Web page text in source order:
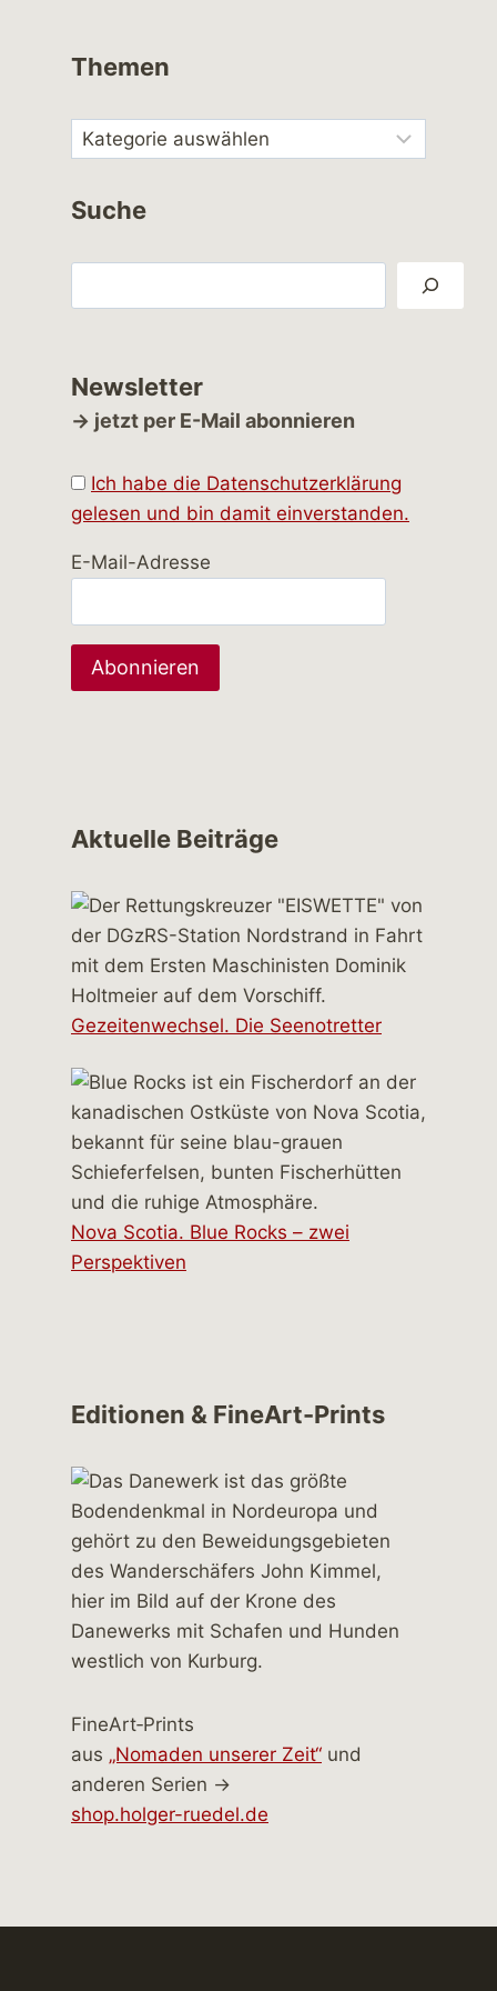
Themen
Suche
Newsletter
→ jetzt per E-Mail abonnieren
Ich habe die Datenschutzerklärung
gelesen und bin damit einverstanden.
E-Mail-Adresse
Aktuelle Beiträge
Gezeitenwechsel. Die Seenotretter
Nova Scotia. Blue Rocks – zwei
Perspektiven
Editionen & FineArt-Prints
FineArt‑Prints
aus „Nomaden unserer Zeit“ und
anderen Serien →
shop.holger-ruedel.de